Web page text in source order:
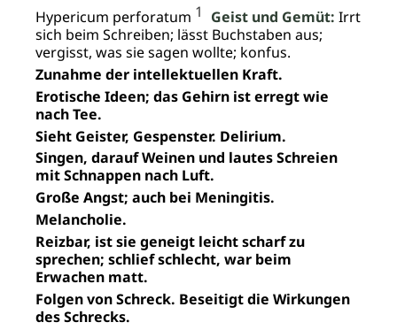
Hypericum perforatum 1 Geist und Gemüt: Irrt
sich beim Schreiben; lässt Buchstaben aus;
vergisst, was sie sagen wollte; konfus.
Zunahme der intellektuellen Kraft.
Erotische Ideen; das Gehirn ist erregt wie
nach Tee.
Sieht Geister, Gespenster. Delirium.
Singen, darauf Weinen und lautes Schreien
mit Schnappen nach Luft.
Große Angst; auch bei Meningitis.
Melancholie.
Reizbar, ist sie geneigt leicht scharf zu
sprechen; schlief schlecht, war beim
Erwachen matt.
Folgen von Schreck. Beseitigt die Wirkungen
des Schrecks.